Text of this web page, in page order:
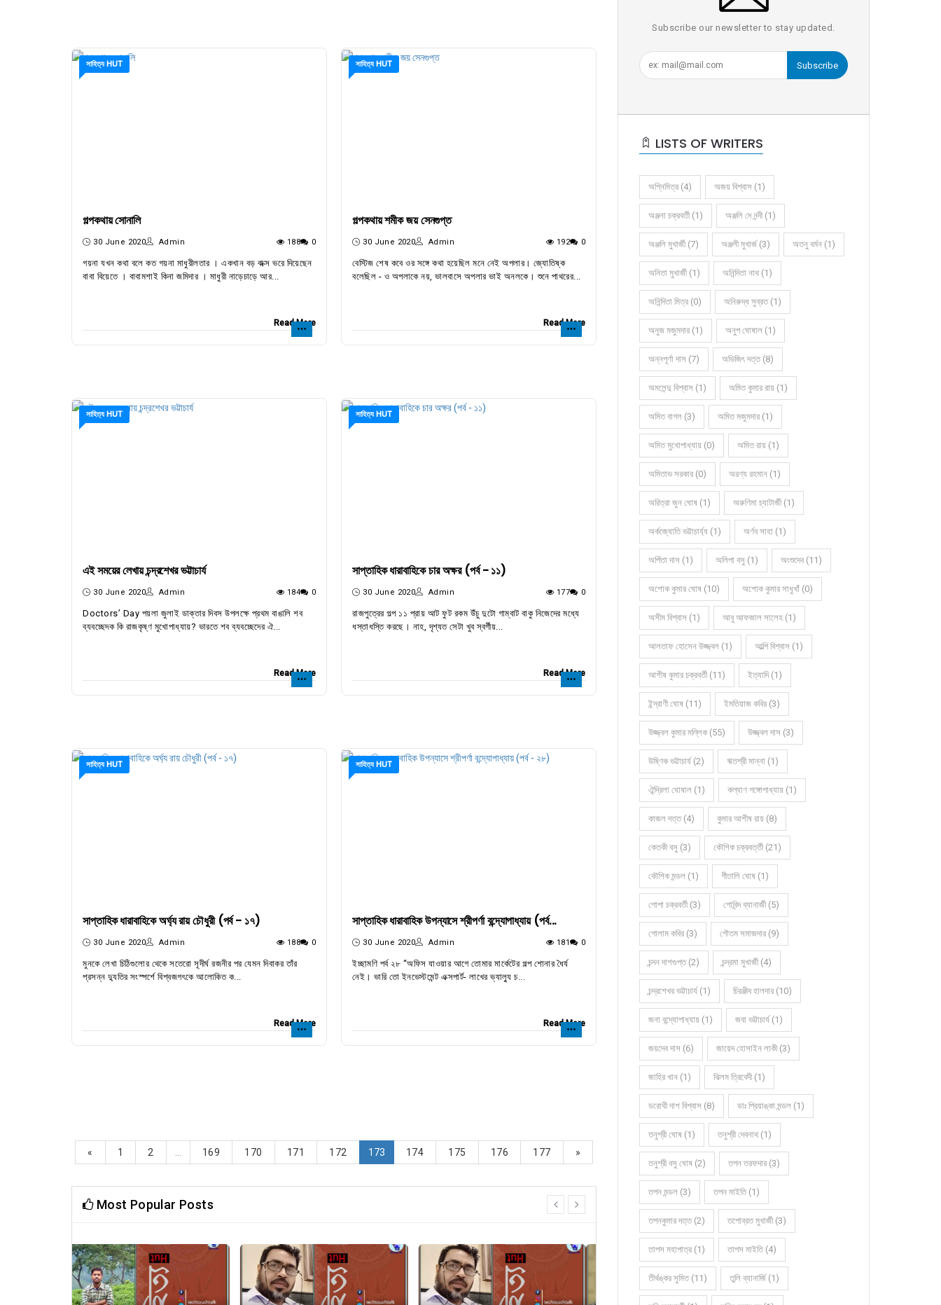
সাহিত্য HUT
গল্পকথায় সোনালি
30 June 2020 Admin 188 0
গয়না যখন কথা বলে কত গয়না মাধুরীলতার । একখান বড় বাক্স ভরে দিয়েছেন
বাবা বিয়েতে । বাবামশাই কিনা জমিদার । মাধুরী নাড়েচাড়ে আর...
Read More
সাহিত্য HUT
গল্পকথায় শমীক জয় সেনগুপ্ত
30 June 2020 Admin 192 0
বেস্টিজ শেষ কবে ওর সঙ্গে কথা হয়েছিল মনে নেই অপলার। জ্যোতিষ্ক
বলেছিল - ও অপলাকে নয়, ভালবাসে অপলার ভাই অনলকে। শুনে পাথরের...
Read More
সাহিত্য HUT
এই সময়ের লেখায় চন্দ্রশেখর ভট্টাচার্য
30 June 2020 Admin 184 0
Doctors’ Day পয়লা জুলাই ডাক্তার দিবস উপলক্ষে প্রথম বাঙালি শব
ব্যবচ্ছেদক কি রাজকৃষ্ণ মুখোপাধ্যায়? ভারতে শব ব্যবচ্ছেদের ঐ...
Read More
সাহিত্য HUT
সাপ্তাহিক ধারাবাহিকে চার অক্ষর (পর্ব - ১১)
30 June 2020 Admin 177 0
রাজপুত্রের গল্প ১১ প্রায় আট ফুট রকম উঁচু দুটো গাম্বাট বাকু নিজেদের মধ্যে
ধস্তাধস্তি করছে। নাহ, দৃশ্যত সেটা খুব স্বর্গীয়...
Read More
সাহিত্য HUT
সাপ্তাহিক ধারাবাহিকে অর্ঘ্য রায় চৌধুরী (পর্ব - ১৭)
30 June 2020 Admin 188 0
মুনকে লেখা‌ চিঠিগুলোর থেকে সতেরো সূদীর্ঘ রজনীর পর যেমন দিবাকর তাঁর
প্রসন্ন দ‍্যুতির সংস্পর্শে বিশ্বজগৎকে আলোকিত ক...
Read More
সাহিত্য HUT
সাপ্তাহিক ধারাবাহিক উপন্যাসে শ্রীপর্ণা বন্দ্যোপাধ্যায় (পর্ব...
30 June 2020 Admin 181 0
ইচ্ছামণি পর্ব ২৮ “অফিস যাওয়ার আগে তোমার মার্কেটের গল্প শোনার ধৈর্য
নেই। ভারি তো ইনভেস্টমেন্ট এক্সপার্ট- লাখের ভ্যাল্যু চ...
Read More
« 1 2 ... 169 170 171 172 173 174 175 176 177 »
Most Popular Posts
সাপ্তাহিক ধারাবাহিক উপন্যাসে উজ্জ্বল কুমার মল্লিক
prev
Subscribe our newsletter to stay updated.
Subscribe
LISTS OF WRITERS
অগ্নিমিত্র (4) অজয় বিশ্বাস (1)
অঞ্জনা চক্রবর্তী (1) অঞ্জলি দে নন্দী (1)
অঞ্জলি মুখার্জী (7) অঞ্জলী মুখার্জ (3) অতনু বর্মন (1)
অনিতা মুখার্জী (1) অনিন্দিতা নাথ (1)
অনিন্দিতা মিত্র (0) অনিরুদ্ধ সুব্রত (1)
অনুজ মজুমদার (1) অনুপ ঘোষাল (1)
অন্নপূর্ণা দাস (7) অভিজিৎ দত্ত (8)
অমলেন্দু বিশ্বাস (1) অমিত কুমার রায় (1)
অমিত বাগল (3) অমিত মজুমদার (1)
অমিত মুখোপাধ্যায় (0) অমিত রায় (1)
অমিতাভ সরকার (0) অরণ্য রহমান (1)
অরিত্রা জুন ঘোষ (1) অরুণিমা চ্যাটার্জী (1)
অর্কজ্যোতি ভট্টাচার্য্য (1) অর্ণব সাহা (1)
অর্পিতা দাস (1) অলিপা বসু (1) অংশুদেব (11)
অশোক কুমার ঘোষ (10) অশোক কুমার সাধুখাঁ (0)
অসীম বিশ্বাস (1) আবু আফজাল সালেহ (1)
আলতাফ হোসেন উজ্জ্বল (1) আল্পি বিশ্বাস (1)
আশীষ কুমার চক্রবর্তী (11) ইত্যাদি (1)
ইন্দ্রাণী ঘোষ (11) ইমতিয়াজ কবির (3)
উজ্জ্বল কুমার মল্লিক (55) উজ্জ্বল দাস (3)
উষ্ণিক ভট্টাচার্য (2) ঋতশ্রী মান্না (1)
ঐন্দ্রিলা ঘোষাল (1) কল্যাণ গঙ্গোপাধ্যায় (1)
কাজল দত্ত (4) কুমার আশীষ রায় (8)
কেতকী বসু (3) কৌশিক চক্রবর্ত্তী (21)
কৌশিক মন্ডল (1) গীতালি ঘোষ (1)
গোপা চক্রবর্তী (3) গোবিন্দ ব্যানার্জী (5)
গোলাম কবির (3) গৌতম সমাজদার (9)
চন্দন দাশগুপ্ত (2) চন্দ্রমা মুখার্জী (4)
চন্দ্রশেখর ভট্টাচার্য (1) চিরঞ্জীব হালদার (10)
জনা বন্দ্যোপাধ্যায় (1) জবা ভট্টাচার্য (1)
জয়দেব দাস (6) জায়েদ হোসাইন লাকী (3)
জাহির খান (1) ঝিলম ত্রিবেদী (1)
ডরোথী দাশ বিশ্বাস (8) ডাঃ প্রিয়াঙ্কা মন্ডল (1)
তনুশ্রী ঘোষ (1) তনুশ্রী দেবনাথ (1)
তনুশ্রী বসু ঘোষ (2) তপন তরফদার (3)
তপন মন্ডল (3) তপন মাইতি (1)
তপনকুমার দত্ত (2) তপোব্রত মুখার্জী (3)
তাপস মহাপাত্র (1) তাপস মাইতি (4)
তীর্থঙ্কর সুমিত (11) তুলি ব্যানার্জি (1)